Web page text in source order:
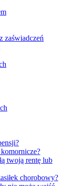
zaświadczeń
twoją rentę lub
chorobowy?